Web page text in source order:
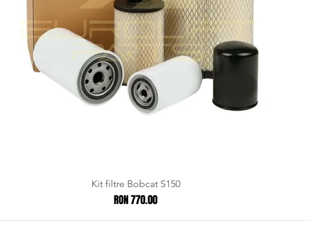
Kit filtre Bobcat S150
Price
RON 770.00